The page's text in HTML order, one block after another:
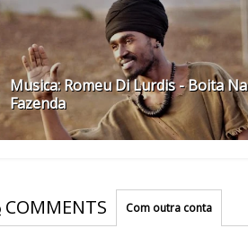
Musica: Romeu Di Lurdis - Boita Na
Fazenda
COMMENTS Com outra conta